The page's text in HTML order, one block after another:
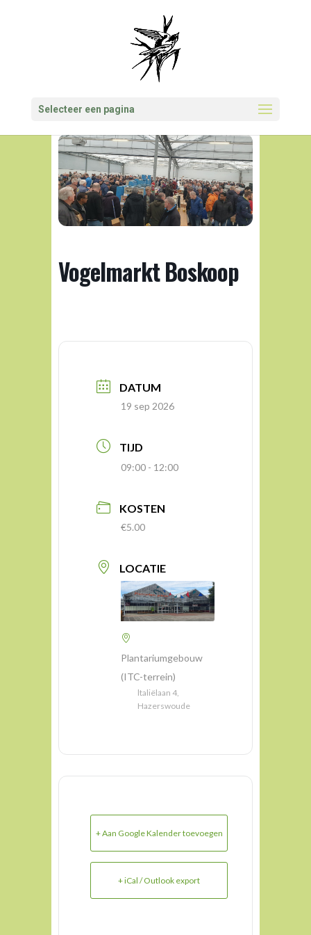
Selecteer een pagina
Vogelmarkt Boskoop
DATUM
19 sep 2026
TIJD
09:00 - 12:00
KOSTEN
€5.00
LOCATIE
Plantariumgebouw
(ITC-terrein)
ltaliëlaan 4,
Hazerswoude
+ Aan Google Kalender toevoegen
+ iCal / Outlook export